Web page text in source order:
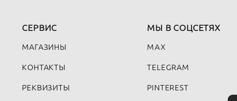
СЕРВИС
МАГАЗИНЫ
КОНТАКТЫ
РЕКВИЗИТЫ
МЫ В СОЦСЕТЯХ
MAX
TELEGRAM
PINTEREST